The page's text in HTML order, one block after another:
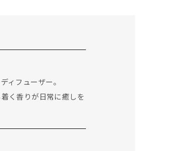
ィフューザー。
く香りが日常に癒しを